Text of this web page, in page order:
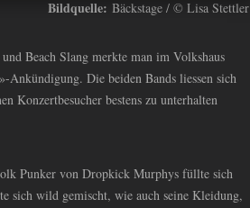
Bildquelle: Bäckstage / © Lisa Stettler
Beach Slang merkte man im Volkshaus
Ankündigung. Die beiden Bands liessen sich
Konzertbesucher bestens zu unterhalten
Punker von Dropkick Murphys füllte sich
sich wild gemischt, wie auch seine Kleidung,